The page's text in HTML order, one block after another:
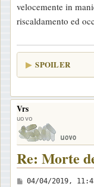
velocemente in
riscaldamento ed
SPOILER
Vrs
uovo
Re: Morte
M
04/04/2019,